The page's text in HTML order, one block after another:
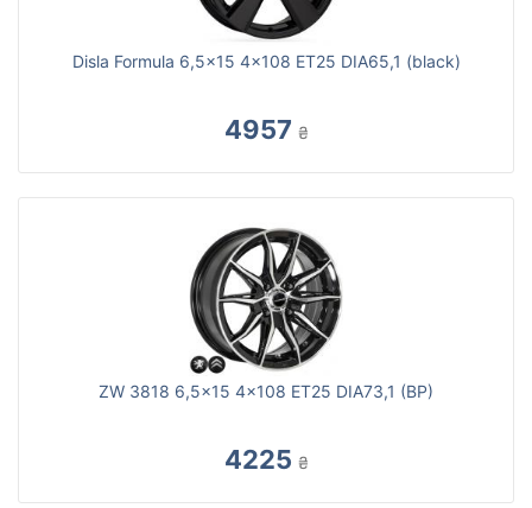
Disla Formula 6,5x15 4x108 ET25 DIA65,1 (black)
4957 ₴
ZW 3818 6,5x15 4x108 ET25 DIA73,1 (BP)
4225 ₴